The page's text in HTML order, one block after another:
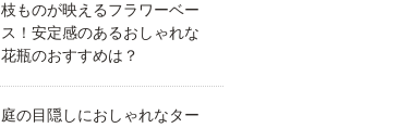
枝ものが映えるフラワーベー
ス！安定感のあるおしゃれな
花瓶のおすすめは？
庭の目隠しにおしゃれなター